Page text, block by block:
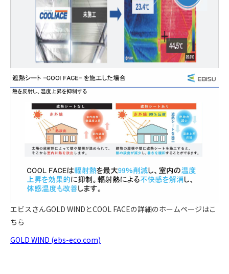
エビスさんGOLD WINDとCOOL FACEの詳細のホームページはこ
ちら
GOLD WIND (ebs-eco.com)